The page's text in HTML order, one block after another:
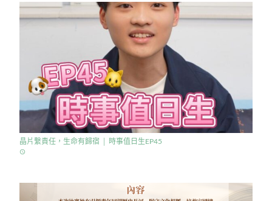
晶片繫責任，生命有歸宿 │ 時事值日生EP45
access_time